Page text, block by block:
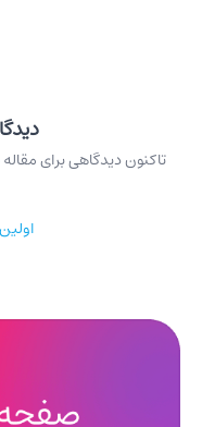
تاکنون دیدگاهی برای مقاله